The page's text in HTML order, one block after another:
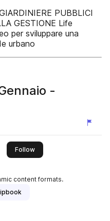
PUBBLICI
GESTIONE Life
per sviluppare una
urbano
-
Followthis publisher
content formats.